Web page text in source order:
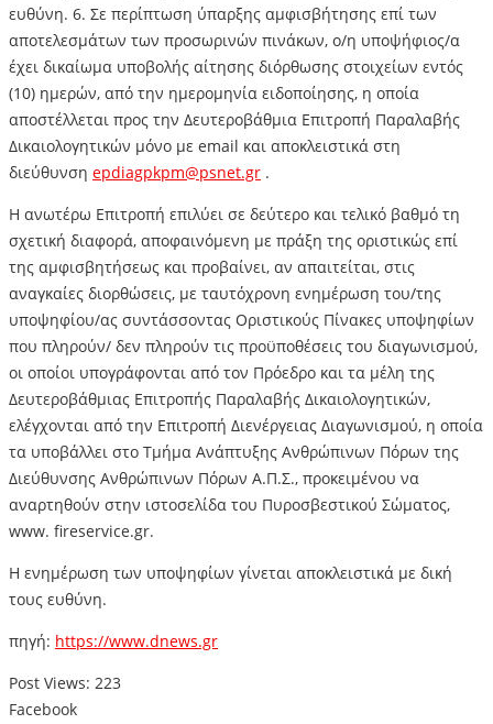
ευθύνη. 6. Σε περίπτωση ύπαρξης αμφισβήτησης επί των
αποτελεσμάτων των προσωρινών πινάκων, ο/η υποψήφιος/α
έχει δικαίωμα υποβολής αίτησης διόρθωσης στοιχείων εντός
(10) ημερών, από την ημερομηνία ειδοποίησης, η οποία
αποστέλλεται προς την Δευτεροβάθμια Επιτροπή Παραλαβής
Δικαιολογητικών μόνο με email και αποκλειστικά στη
διεύθυνση epdiagpkpm@psnet.gr .
Η ανωτέρω Επιτροπή επιλύει σε δεύτερο και τελικό βαθμό τη
σχετική διαφορά, αποφαινόμενη με πράξη της οριστικώς επί
της αμφισβητήσεως και προβαίνει, αν απαιτείται, στις
αναγκαίες διορθώσεις, με ταυτόχρονη ενημέρωση του/της
υποψηφίου/ας συντάσσοντας Οριστικούς Πίνακες υποψηφίων
που πληρούν/ δεν πληρούν τις προϋποθέσεις του διαγωνισμού,
οι οποίοι υπογράφονται από τον Πρόεδρο και τα μέλη της
Δευτεροβάθμιας Επιτροπής Παραλαβής Δικαιολογητικών,
ελέγχονται από την Επιτροπή Διενέργειας Διαγωνισμού, η οποία
τα υποβάλλει στο Τμήμα Ανάπτυξης Ανθρώπινων Πόρων της
Διεύθυνσης Ανθρώπινων Πόρων Α.Π.Σ., προκειμένου να
αναρτηθούν στην ιστοσελίδα του Πυροσβεστικού Σώματος,
www. fireservice.gr.
Η ενημέρωση των υποψηφίων γίνεται αποκλειστικά με δική
τους ευθύνη.
πηγή: https://www.dnews.gr
Post Views: 223
Facebook